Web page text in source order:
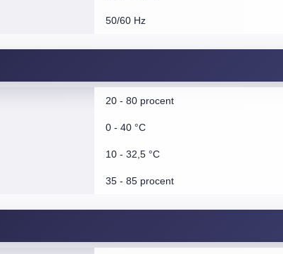
50/60 Hz
20 - 80 procent
0 - 40 °C
10 - 32,5 °C
35 - 85 procent